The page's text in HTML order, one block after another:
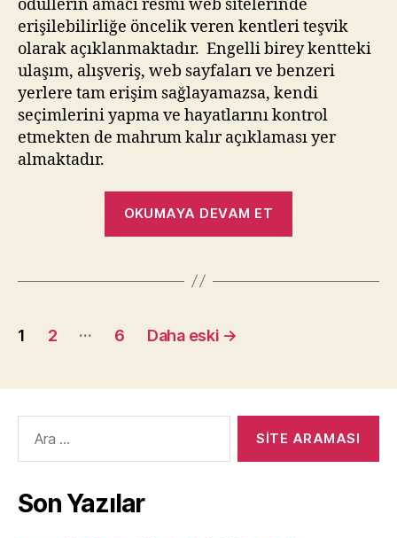
ödüllerin amacı resmi web sitelerinde
erişilebilirliğe öncelik veren kentleri teşvik
olarak açıklanmaktadır. Engelli birey kentteki
ulaşım, alışveriş, web sayfaları ve benzeri
yerlere tam erişim sağlayamazsa, kendi
seçimlerini yapma ve hayatlarını kontrol
etmekten de mahrum kalır açıklaması yer
almaktadır.
OKUMAYA DEVAM ET
Yazı
1 2 … 6 Daha eski →
yap:
Son Yazılar